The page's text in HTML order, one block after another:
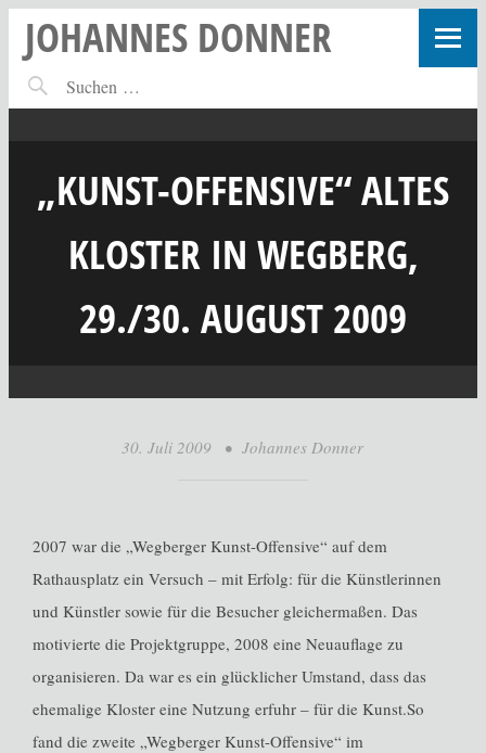
JOHANNES DONNER
„KUNST-OFFENSIVE“ ALTES
KLOSTER IN WEGBERG,
29./30. AUGUST 2009
30. Juli 2009 • Johannes Donner
2007 war die „Wegberger Kunst-Offensive“ auf dem
Rathausplatz ein Versuch – mit Erfolg: für die Künstlerinnen
und Künstler sowie für die Besucher gleichermaßen. Das
motivierte die Projektgruppe, 2008 eine Neuauflage zu
organisieren. Da war es ein glücklicher Umstand, dass das
ehemalige Kloster eine Nutzung erfuhr – für die Kunst.So
fand die zweite „Wegberger Kunst-Offensive“ im